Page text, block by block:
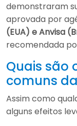
demonstraram
aprovada por
(EUA) e Anvisa
recomendada
Quais são
comuns
Assim como
alguns efeitos